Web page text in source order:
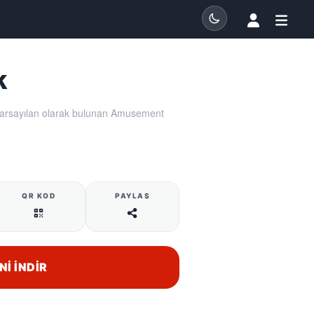
olarak bulunan Amusement
QR KOD PAYLAŞ
İNDIR